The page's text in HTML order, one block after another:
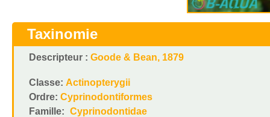
Taxinomie
Descripteur : Goode & Bean, 1879
Classe: Actinopterygii
Ordre: Cyprinodontiformes
Famille: Cyprinodontidae